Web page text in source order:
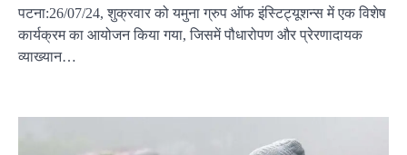
पटना:26/07/24, शुक्रवार को यमुना ग्रुप ऑफ इंस्टिट्यूशन्स में एक विशेष
कार्यक्रम का आयोजन किया गया, जिसमें पौधारोपण और प्रेरणादायक
व्याख्यान…